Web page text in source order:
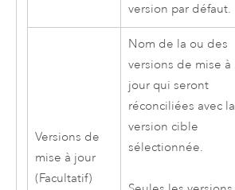
version par défaut.
Versions de
mise à jour
(Facultatif)
Nom de la ou des
versions de mise à
jour qui seront
réconciliées avec la
version cible
sélectionnée.